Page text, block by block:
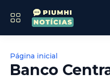
Página inicial
Banco